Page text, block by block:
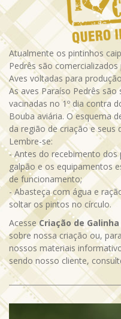
Atualmente os pintinhos
Pedrês são
Aves voltadas para
As aves Paraíso Pedrês
vacinadas no 1º dia contra
Bouba aviária. O esquema
da região de criação e seus
Lembre-se:
- Antes do recebimento
galpão e os equipamentos
de funcionamento;
- Abasteça com água e
soltar os pintos no círculo.
AcesseCriação de
sobre nossa criação ou,
nossos materiais
sendo nosso cliente,